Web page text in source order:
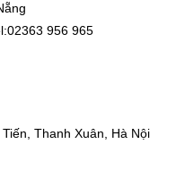
956 965
Thanh Xuân, Hà Nội